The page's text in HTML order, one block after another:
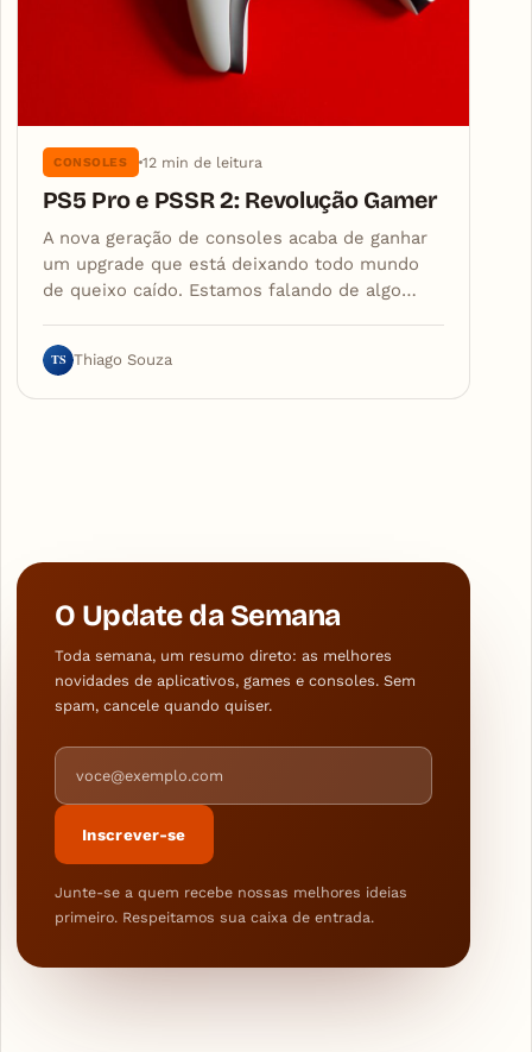
CONSOLES 12 min de leitura
PS5 Pro e PSSR 2: Revolução Gamer
A nova geração de consoles acaba de ganhar
um upgrade que está deixando todo mundo
de queixo caído. Estamos falando de algo…
TS Thiago Souza
O Update da Semana
Toda semana, um resumo direto: as melhores
novidades de aplicativos, games e consoles. Sem
spam, cancele quando quiser.
Endereço de e-mail
Inscrever-se
Junte-se a quem recebe nossas melhores ideias
primeiro. Respeitamos sua caixa de entrada.